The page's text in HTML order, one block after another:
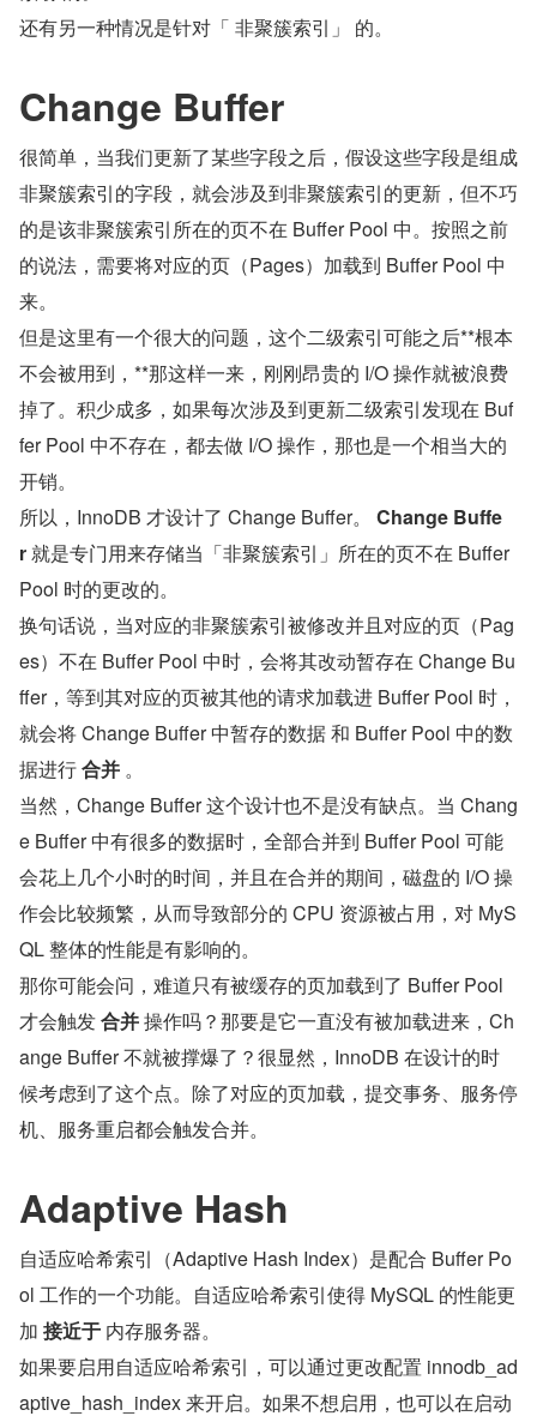
还有另一种情况是针对「 非聚簇索引」 的。
Change Buffer
很简单，当我们更新了某些字段之后，假设这些字段是组成
非聚簇索引的字段，就会涉及到非聚簇索引的更新，但不巧
的是该非聚簇索引所在的页不在 Buffer Pool 中。按照之前
的说法，需要将对应的页（Pages）加载到 Buffer Pool 中
来。
但是这里有一个很大的问题，这个二级索引可能之后**根本
不会被用到，**那这样一来，刚刚昂贵的 I/O 操作就被浪费
掉了。积少成多，如果每次涉及到更新二级索引发现在 Buf
fer Pool 中不存在，都去做 I/O 操作，那也是一个相当大的
开销。
所以，InnoDB 才设计了 Change Buffer。 Change Buffe
r 就是专门用来存储当「非聚簇索引」所在的页不在 Buffer
Pool 时的更改的。
换句话说，当对应的非聚簇索引被修改并且对应的页（Pag
es）不在 Buffer Pool 中时，会将其改动暂存在 Change Bu
ffer，等到其对应的页被其他的请求加载进 Buffer Pool 时，
就会将 Change Buffer 中暂存的数据 和 Buffer Pool 中的数
据进行 合并 。
当然，Change Buffer 这个设计也不是没有缺点。当 Chang
e Buffer 中有很多的数据时，全部合并到 Buffer Pool 可能
会花上几个小时的时间，并且在合并的期间，磁盘的 I/O 操
作会比较频繁，从而导致部分的 CPU 资源被占用，对 MyS
QL 整体的性能是有影响的。
那你可能会问，难道只有被缓存的页加载到了 Buffer Pool
才会触发 合并 操作吗？那要是它一直没有被加载进来，Ch
ange Buffer 不就被撑爆了？很显然，InnoDB 在设计的时
候考虑到了这个点。除了对应的页加载，提交事务、服务停
机、服务重启都会触发合并。
Adaptive Hash
自适应哈希索引（Adaptive Hash Index）是配合 Buffer Po
ol 工作的一个功能。自适应哈希索引使得 MySQL 的性能更
加 接近于 内存服务器。
如果要启用自适应哈希索引，可以通过更改配置 innodb_ad
aptive_hash_index 来开启。如果不想启用，也可以在启动